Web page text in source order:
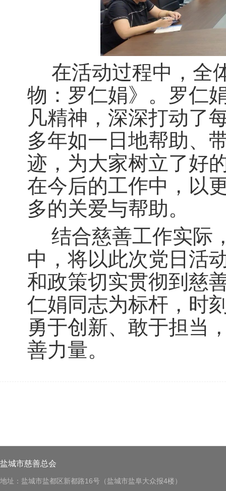
在活动过程中，全
物：罗仁娟》。罗仁
凡精神，深深打动了
多年如一日地帮助、
迹，为大家树立了好
在今后的工作中，以
多的关爱与帮助。
结合慈善工作实际
中，将以此次党日活
和政策切实贯彻到慈
仁娟同志为标杆，时
勇于创新、敢于担当
善力量。
盐城市慈善总会
地址：盐城市盐都区新都路16号（盐城市盐阜大众报4楼）